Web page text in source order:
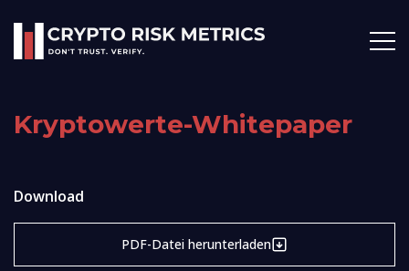
Kryptowerte-Whitepaper
Download
PDF-Datei herunterladen